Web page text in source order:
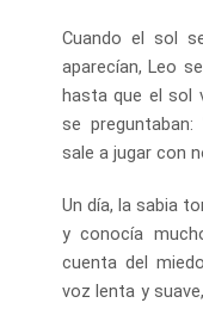
Cuando el sol
aparecían, Leo
hasta que el sol
se
sale a jugar con
Un día, la sabia
y conocía
cuenta del
voz lenta y